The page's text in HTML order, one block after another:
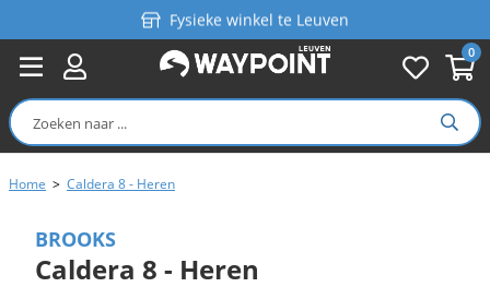
0
Fysieke winkel te Leuven
Persoonlijk advies
Gratis verzending in België vanaf €99
Home > Caldera 8 - Heren
BROOKS
Caldera 8 - Heren